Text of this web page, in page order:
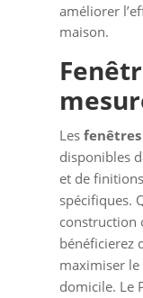
améliorer
maison.
Lesfenêtres
disponibles
et de
spécifiques.
construction
bénéficierez
maximiser
domicile. Le